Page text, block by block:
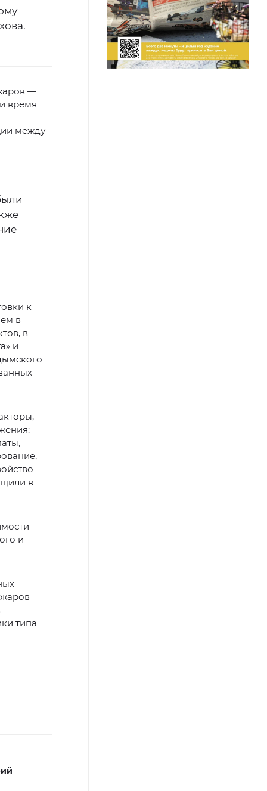
—
время
между
к
в
в
и
в
и
типа